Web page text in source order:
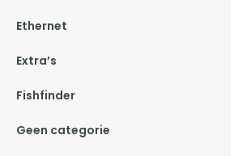
Ethernet
Extra’s
Fishfinder
Geen categorie